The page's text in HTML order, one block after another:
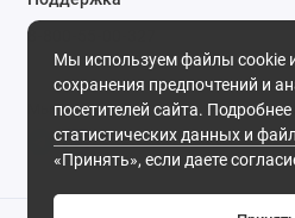
Мы используем файлы cookie
сохранения предпочтений и
посетителей сайта. Подробнее
статистических данных и
«Принять», если даете
8-800-55-00-327
Будни, с 09-30 до 18-30
Мы в сети